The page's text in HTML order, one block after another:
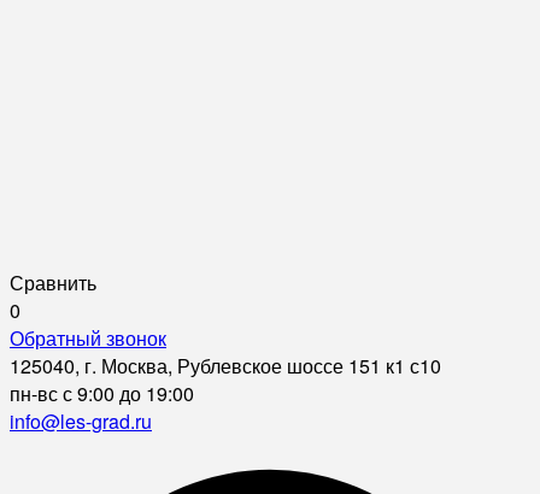
Сравнить
0
Обратный звонок
125040, г. Москва, Рублевское шоссе 151 к1 с10
пн-вс с 9:00 до 19:00
info@les-grad.ru